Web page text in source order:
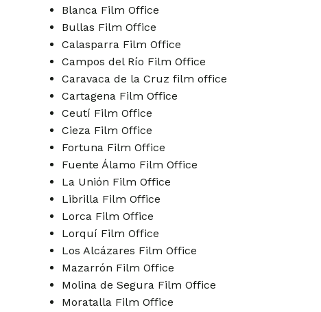
Blanca Film Office
Bullas Film Office
Calasparra Film Office
Campos del Río Film Office
Caravaca de la Cruz film office
Cartagena Film Office
Ceutí Film Office
Cieza Film Office
Fortuna Film Office
Fuente Álamo Film Office
La Unión Film Office
Librilla Film Office
Lorca Film Office
Lorquí Film Office
Los Alcázares Film Office
Mazarrón Film Office
Molina de Segura Film Office
Moratalla Film Office